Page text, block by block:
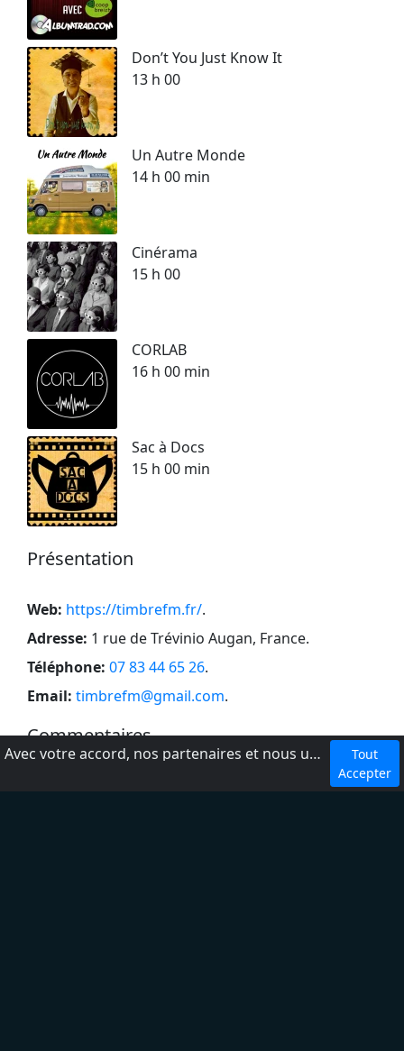
Don’t You Just Know It
13 h 00
Un Autre Monde
14 h 00 min
Cinérama
15 h 00
CORLAB
16 h 00 min
Sac à Docs
15 h 00 min
Présentation
Web: https://timbrefm.fr/.
Adresse: 1 rue de Trévinio Augan, France.
Téléphone: 07 83 44 65 26.
Email: timbrefm@gmail.com.
Commentaires
Avec votre accord, nos partenaires et nous utilisons des cookies ou technologies similaires pour stocker et accéder à vos informations personnelles, comme votre visite sur ce site.
Tout
Accepter